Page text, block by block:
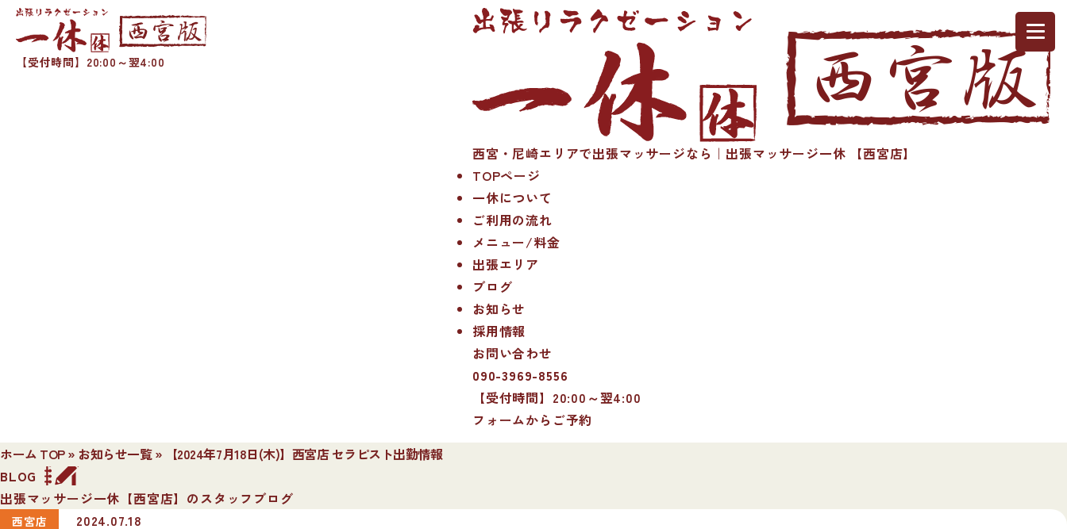
【受付時間】20:00～翌4:00
西宮・尼崎エリアで出張マッサージなら｜出張マッサージ一休 【西宮店】
TOPページ
一休について
ご利用の流れ
メニュー/料金
出張エリア
ブログ
お知らせ
採用情報
お問い合わせ
090-3969-8556
【受付時間】20:00～翌4:00
フォームからご予約
ホーム TOP» お知らせ一覧»
【2024年7月18日(木)】西宮店 セラピスト出勤情報
BLOG
出張マッサージ一休【西宮店】のスタッフブログ
西宮店 2024.07.18